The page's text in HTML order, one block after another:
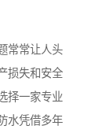
常常让人头
损失和安全
择一家专业
水凭借多年